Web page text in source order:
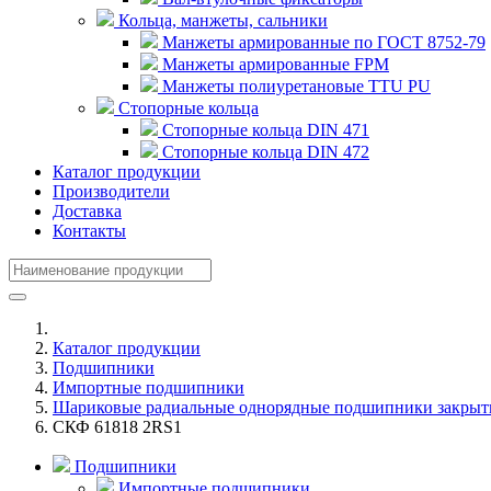
Кольца, манжеты, сальники
Манжеты армированные по ГОСТ 8752-79
Манжеты армированные FPM
Манжеты полиуретановые TTU PU
Стопорные кольца
Стопорные кольца DIN 471
Стопорные кольца DIN 472
Каталог продукции
Производители
Доставка
Контакты
Каталог продукции
Подшипники
Импортные подшипники
Шариковые радиальные однорядные подшипники
СКФ 61818 2RS1
Подшипники